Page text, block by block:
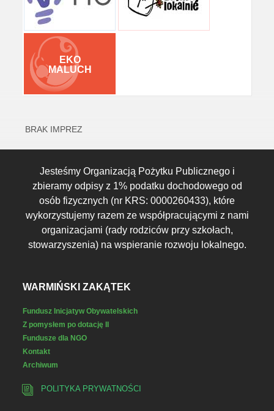
EKO
MALUCH
BRAK IMPREZ
Jesteśmy Organizacją Pożytku Publicznego i
zbieramy odpisy z 1% podatku dochodowego od
osób fizycznych (nr KRS: 0000260433), które
wykorzystujemy razem ze współpracującymi z nami
organizacjami (rady rodziców przy szkołach,
stowarzyszenia) na wspieranie rozwoju lokalnego.
WARMIŃSKI ZAKĄTEK
Fundusz Inicjatyw Obywatelskich
Z pomysłem po dotację II
Fundusze dla NGO
Kontakt
Archiwum
POLITYKA PRYWATNOŚCI